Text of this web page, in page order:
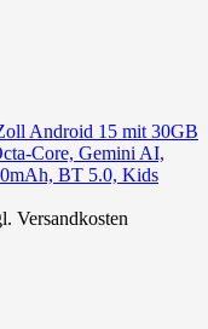
Android 15 mit 30GB
Core, Gemini AI,
BT 5.0, Kids
Versandkosten